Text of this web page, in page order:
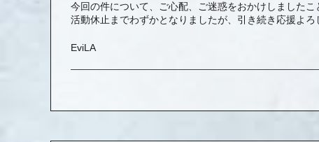
今回の件について、ご心配、ご迷惑をおかけしましたこ
活動休止までわずかとなりましたが、引き続き応援よろ
EviLA